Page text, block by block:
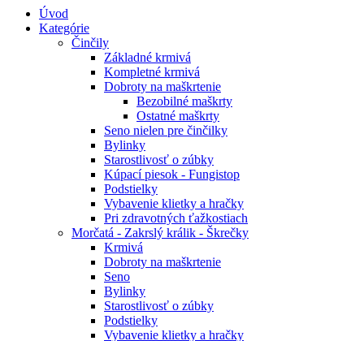
Úvod
Kategórie
Činčily
Základné krmivá
Kompletné krmivá
Dobroty na maškrtenie
Bezobilné maškrty
Ostatné maškrty
Seno nielen pre činčilky
Bylinky
Starostlivosť o zúbky
Kúpací piesok - Fungistop
Podstielky
Vybavenie klietky a hračky
Pri zdravotných ťažkostiach
Morčatá - Zakrslý králik - Škrečky
Krmivá
Dobroty na maškrtenie
Seno
Bylinky
Starostlivosť o zúbky
Podstielky
Vybavenie klietky a hračky